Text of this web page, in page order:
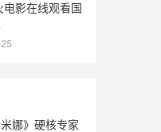
电影在线观看国
米娜》硬核专家